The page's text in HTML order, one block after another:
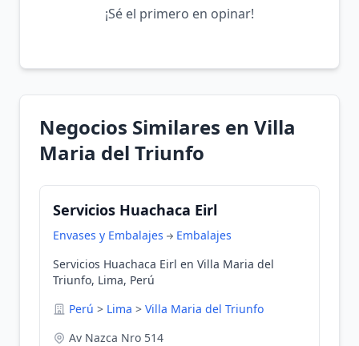
¡Sé el primero en opinar!
Negocios Similares en Villa
Maria del Triunfo
Servicios Huachaca Eirl
Envases y Embalajes
Embalajes
Servicios Huachaca Eirl en Villa Maria del
Triunfo, Lima, Perú
Perú > Lima > Villa Maria del Triunfo
Av Nazca Nro 514